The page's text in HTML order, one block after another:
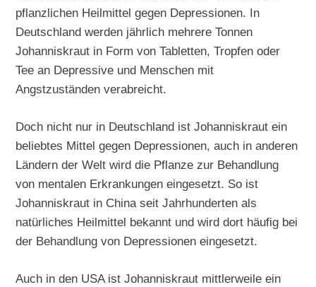
pflanzlichen Heilmittel gegen Depressionen. In
Deutschland werden jährlich mehrere Tonnen
Johanniskraut in Form von Tabletten, Tropfen oder
Tee an Depressive und Menschen mit
Angstzuständen verabreicht.
Doch nicht nur in Deutschland ist Johanniskraut ein
beliebtes Mittel gegen Depressionen, auch in anderen
Ländern der Welt wird die Pflanze zur Behandlung
von mentalen Erkrankungen eingesetzt. So ist
Johanniskraut in China seit Jahrhunderten als
natürliches Heilmittel bekannt und wird dort häufig bei
der Behandlung von Depressionen eingesetzt.
Auch in den USA ist Johanniskraut mittlerweile ein